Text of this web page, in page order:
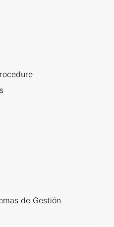
de Gestión